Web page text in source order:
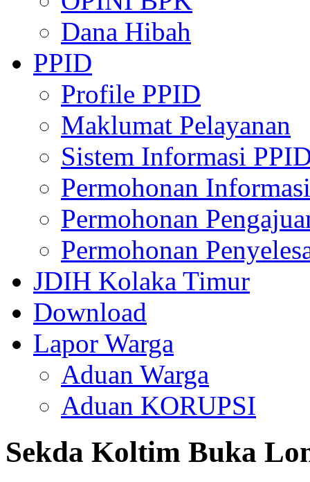
Dana Hibah
PPID
Profile PPID
Maklumat Pelayanan
Sistem Informasi
Permohonan
Permohonan
Permohonan
JDIH Kolaka Timur
Download
Lapor Warga
Aduan Warga
Aduan KORUPSI
Sekda Koltim Buka